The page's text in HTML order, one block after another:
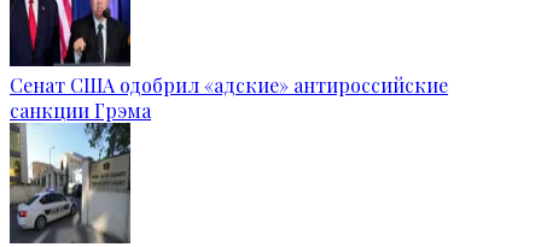
Сенат США одобрил «адские» антироссийские
санкции Грэма